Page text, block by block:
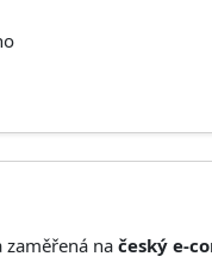
zaměřená načeský e-